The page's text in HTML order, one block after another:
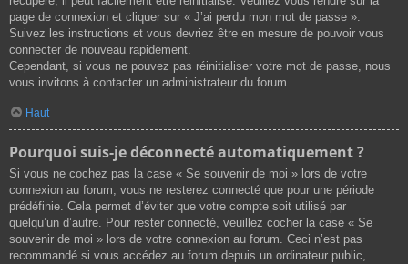
page de connexion et cliquer sur « J’ai perdu mon mot de passe ».
Suivez les instructions et vous devriez être en mesure de pouvoir vous
connecter de nouveau rapidement.
Cependant, si vous ne pouvez pas réinitialiser votre mot de passe, nous
vous invitons à contacter un administrateur du forum.
Haut
Pourquoi suis-je déconnecté automatiquement ?
Si vous ne cochez pas la case « Se souvenir de moi » lors de votre
connexion au forum, vous ne resterez connecté que pour une période
prédéfinie. Cela permet d’éviter que votre compte soit utilisé par
quelqu’un d’autre. Pour rester connecté, veuillez cocher la case « Se
souvenir de moi » lors de votre connexion au forum. Ceci n’est pas
recommandé si vous accédez au forum depuis un ordinateur public,